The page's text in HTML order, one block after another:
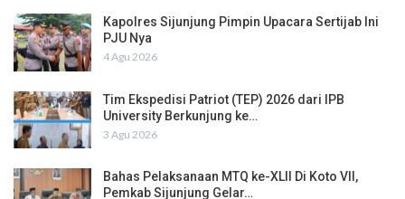
Kapolres Sijunjung Pimpin Upacara Sertijab Ini
PJU Nya
4 Agu 2026
Tim Ekspedisi Patriot (TEP) 2026 dari IPB
University Berkunjung ke…
3 Agu 2026
Bahas Pelaksanaan MTQ ke-XLII Di Koto VII,
Pemkab Sijunjung Gelar…